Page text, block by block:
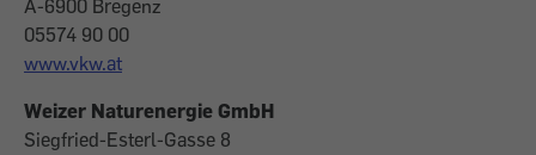
A-6900 Bregenz
05574 90 00
www.vkw.at
Weizer Naturenergie GmbH
Siegfried-Esterl-Gasse 8